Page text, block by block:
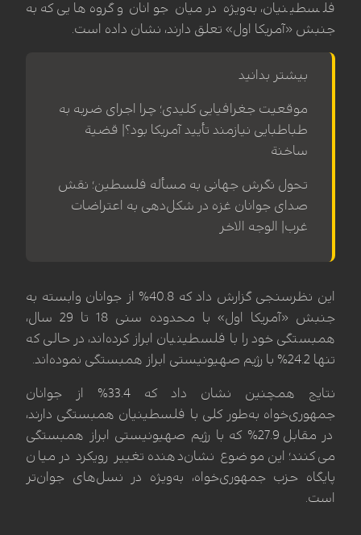
فلسطینیان، به‌ویژه در میان جوانان و گروه‌هایی که به
جنبش «آمریکا اول» تعلق دارند، نشان داده است.
بیشتر بدانید
موقعیت جغرافیایی کلیدی؛ چرا اجرای ضربه به
طباطبایی نیازمند تأیید آمریکا بود؟| قضیة
ساخنة
تحول نگرش جهانی به مسأله فلسطین؛ نقش
صدای جوانان غزه در شکل‌دهی به اعتراضات
غرب| الوجه الاخر
این نظرسنجی گزارش داد که 40.8% از جوانان وابسته به
جنبش «آمریکا اول» با محدوده سنی 18 تا 29 سال،
همبستگی خود را با فلسطینیان ابراز کرده‌اند، در حالی که
تنها 24.2% با رژیم صهیونیستی ابراز همبستگی نموده‌اند.
نتایج همچنین نشان داد که 33.4% از جوانان
جمهوری‌خواه به‌طور کلی با فلسطینیان همبستگی دارند،
در مقابل 27.9% که با رژیم صهیونیستی ابراز همبستگی
می‌کنند؛ این موضوع نشان‌دهنده تغییر رویکرد در میان
پایگاه حزب جمهوری‌خواه، به‌ویژه در نسل‌های جوان‌تر
است.